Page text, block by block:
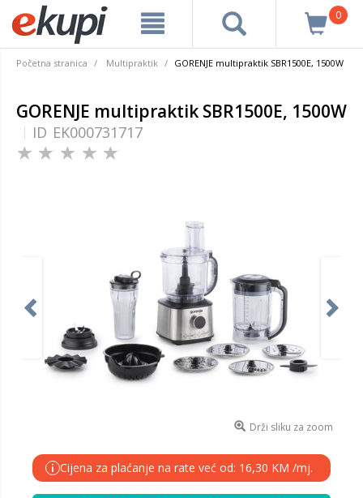
0
Početna stranica Multipraktik GORENJE multipraktik SBR1500E, 1500W
GORENJE multipraktik SBR1500E, 1500W
ID EK000731717
Drži sliku za zoom
i Cijena za plaćanje na rate već od: 16,30 KM /mj.